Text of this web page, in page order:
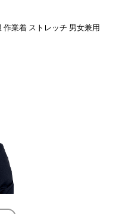
作業着 ストレッチ 男女兼用